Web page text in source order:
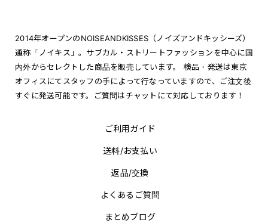
2014年オープンのNOISEANDKISSES（ノイズアンドキッシーズ）
通称「ノイキス」。サブカル・ストリートファッションを中心に国
内外からセレクトした商品を販売しています。 検品・発送は東京
オフィスにてスタッフの手によって行なっていますので、ご注文後
すぐに発送可能です。ご質問はチャットにて対応しております！
ご利用ガイド
送料/お支払い
返品/交換
よくあるご質問
まとめブログ